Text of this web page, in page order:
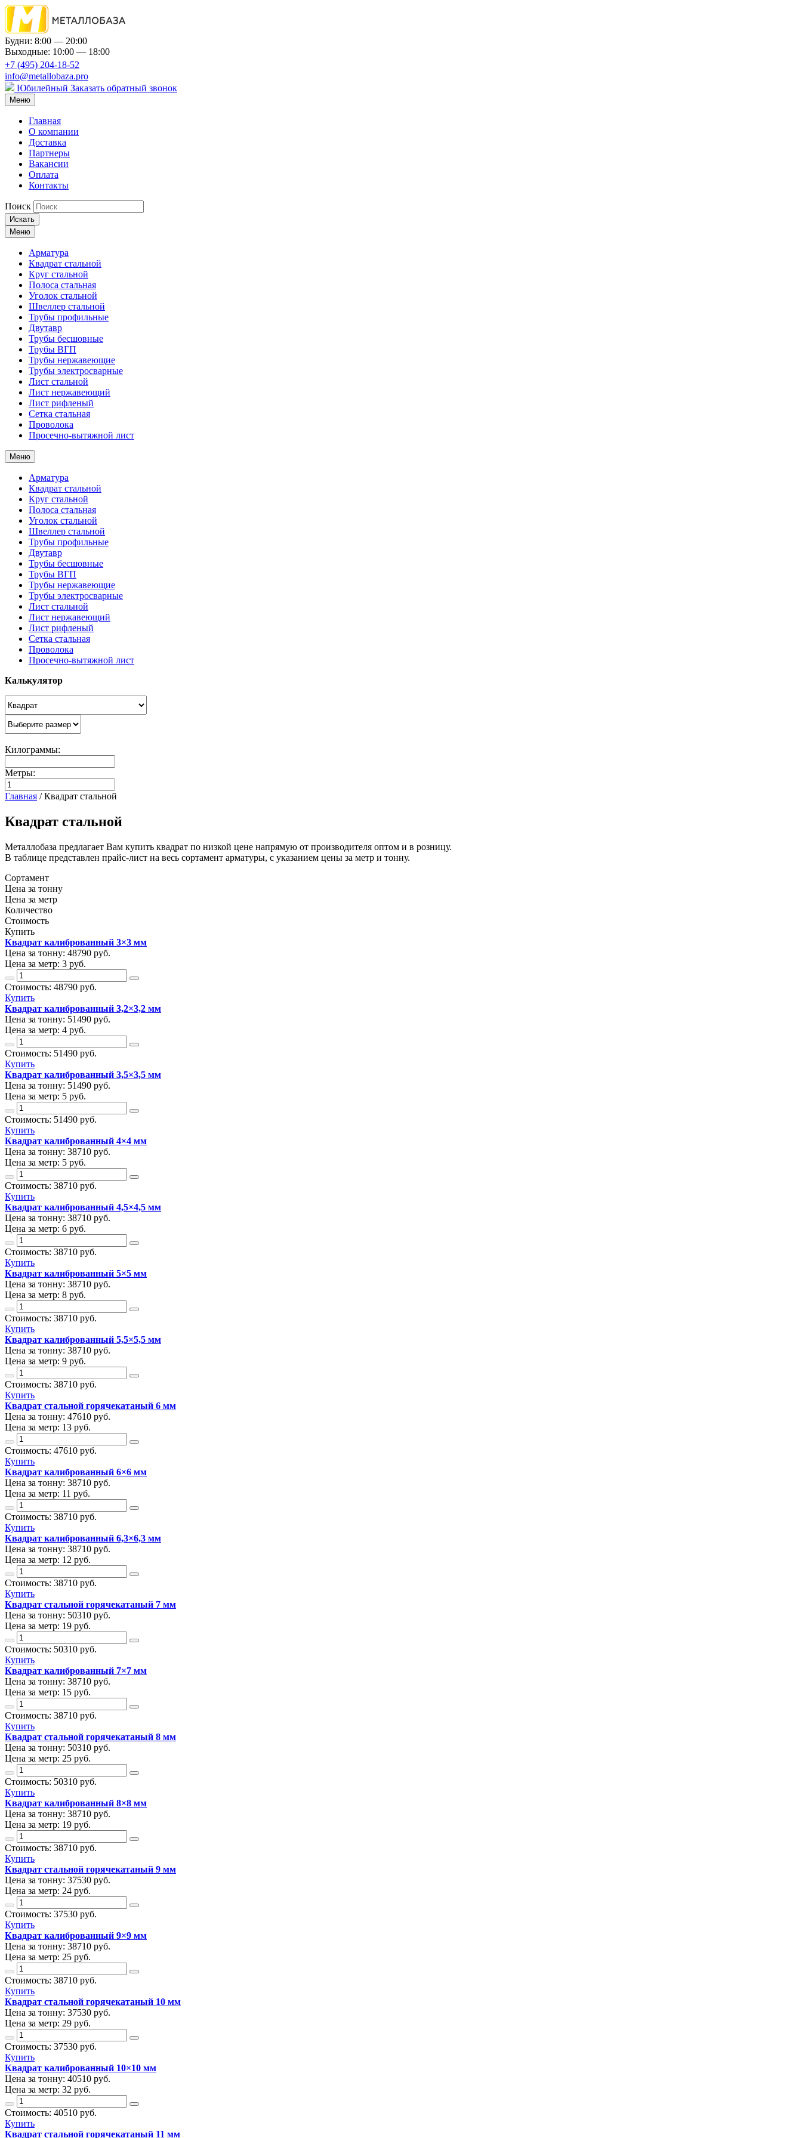
Будни: 8:00 — 20:00
Выходные: 10:00 — 18:00
+7 (495) 204-18-52
info@metallobaza.pro
Юбилейный Заказать обратный звонок
Меню
Главная
О компании
Доставка
Партнеры
Вакансии
Оплата
Контакты
Поиск
Искать
Меню
Арматура
Квадрат стальной
Круг стальной
Полоса стальная
Уголок стальной
Швеллер стальной
Трубы профильные
Двутавр
Трубы бесшовные
Трубы ВГП
Трубы нержавеющие
Трубы электросварные
Лист стальной
Лист нержавеющий
Лист рифленый
Сетка стальная
Проволока
Просечно-вытяжной лист
Меню
Арматура
Квадрат стальной
Круг стальной
Полоса стальная
Уголок стальной
Швеллер стальной
Трубы профильные
Двутавр
Трубы бесшовные
Трубы ВГП
Трубы нержавеющие
Трубы электросварные
Лист стальной
Лист нержавеющий
Лист рифленый
Сетка стальная
Проволока
Просечно-вытяжной лист
Калькулятор
Килограммы:
Метры:
Главная /Квадрат стальной
Квадрат стальной
Металлобаза предлагает Вам купить квадрат по низкой цене напрямую от производителя оптом и в розницу.
В таблице представлен прайс-лист на весь сортамент арматуры, с указанием цены за метр и тонну.
Сортамент
Цена за тонну
Цена за метр
Количество
Стоимость
Купить
Квадрат калиброванный 3×3 мм
Цена за тонну: 48790 руб.
Цена за метр: 3 руб.
Стоимость: 48790 руб.
Купить
Квадрат калиброванный 3,2×3,2 мм
Цена за тонну: 51490 руб.
Цена за метр: 4 руб.
Стоимость: 51490 руб.
Купить
Квадрат калиброванный 3,5×3,5 мм
Цена за тонну: 51490 руб.
Цена за метр: 5 руб.
Стоимость: 51490 руб.
Купить
Квадрат калиброванный 4×4 мм
Цена за тонну: 38710 руб.
Цена за метр: 5 руб.
Стоимость: 38710 руб.
Купить
Квадрат калиброванный 4,5×4,5 мм
Цена за тонну: 38710 руб.
Цена за метр: 6 руб.
Стоимость: 38710 руб.
Купить
Квадрат калиброванный 5×5 мм
Цена за тонну: 38710 руб.
Цена за метр: 8 руб.
Стоимость: 38710 руб.
Купить
Квадрат калиброванный 5,5×5,5 мм
Цена за тонну: 38710 руб.
Цена за метр: 9 руб.
Стоимость: 38710 руб.
Купить
Квадрат стальной горячекатаный 6 мм
Цена за тонну: 47610 руб.
Цена за метр: 13 руб.
Стоимость: 47610 руб.
Купить
Квадрат калиброванный 6×6 мм
Цена за тонну: 38710 руб.
Цена за метр: 11 руб.
Стоимость: 38710 руб.
Купить
Квадрат калиброванный 6,3×6,3 мм
Цена за тонну: 38710 руб.
Цена за метр: 12 руб.
Стоимость: 38710 руб.
Купить
Квадрат стальной горячекатаный 7 мм
Цена за тонну: 50310 руб.
Цена за метр: 19 руб.
Стоимость: 50310 руб.
Купить
Квадрат калиброванный 7×7 мм
Цена за тонну: 38710 руб.
Цена за метр: 15 руб.
Стоимость: 38710 руб.
Купить
Квадрат стальной горячекатаный 8 мм
Цена за тонну: 50310 руб.
Цена за метр: 25 руб.
Стоимость: 50310 руб.
Купить
Квадрат калиброванный 8×8 мм
Цена за тонну: 38710 руб.
Цена за метр: 19 руб.
Стоимость: 38710 руб.
Купить
Квадрат стальной горячекатаный 9 мм
Цена за тонну: 37530 руб.
Цена за метр: 24 руб.
Стоимость: 37530 руб.
Купить
Квадрат калиброванный 9×9 мм
Цена за тонну: 38710 руб.
Цена за метр: 25 руб.
Стоимость: 38710 руб.
Купить
Квадрат стальной горячекатаный 10 мм
Цена за тонну: 37530 руб.
Цена за метр: 29 руб.
Стоимость: 37530 руб.
Купить
Квадрат калиброванный 10×10 мм
Цена за тонну: 40510 руб.
Цена за метр: 32 руб.
Стоимость: 40510 руб.
Купить
Квадрат стальной горячекатаный 11 мм